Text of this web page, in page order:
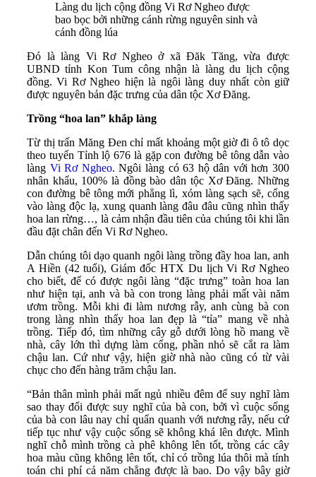
Làng du lịch cộng đồng Vi Rơ Ngheo được
bao bọc bởi những cánh rừng nguyên sinh và
cánh đồng lúa
Đó là làng Vi Rơ Ngheo ở xã Đăk Tăng, vừa được
UBND tỉnh Kon Tum công nhận là làng du lịch cộng
đồng. Vi Rơ Ngheo hiện là ngôi làng duy nhất còn giữ
được nguyên bản đặc trưng của dân tộc Xơ Đăng.
Trồng “hoa lan” khắp làng
Từ thị trấn Măng Đen chỉ mất khoảng một giờ đi ô tô dọc
theo tuyến Tỉnh lộ 676 là gặp con đường bê tông dẫn vào
làng Vi Rơ Ngheo. Ngôi làng có 63 hộ dân với hơn 300
nhân khẩu, 100% là đồng bào dân tộc Xơ Đăng. Những
con đường bê tông mới phẳng lì, xóm làng sạch sẽ, cổng
vào làng độc lạ, xung quanh làng đâu đâu cũng nhìn thấy
hoa lan rừng…, là cảm nhận đầu tiên của chúng tôi khi lần
đầu đặt chân đến Vi Rơ Ngheo.
Dẫn chúng tôi dạo quanh ngôi làng trồng đầy hoa lan, anh
A Hiền (42 tuổi), Giám đốc HTX Du lịch Vi Rơ Ngheo
cho biết, để có được ngôi làng “đặc trưng” toàn hoa lan
như hiện tại, anh và bà con trong làng phải mất vài năm
ươm trồng. Mỗi khi đi làm nương rẫy, anh cùng bà con
trong làng nhìn thấy hoa lan đẹp là “tỉa” mang về nhà
trồng. Tiếp đó, tìm những cây gỗ dưới lòng hồ mang về
nhà, cây lớn thì dựng làm cổng, phần nhỏ sẽ cắt ra làm
chậu lan. Cứ như vậy, hiện giờ nhà nào cũng có từ vài
chục cho đến hàng trăm chậu lan.
“Bản thân mình phải mất ngủ nhiều đêm để suy nghĩ làm
sao thay đổi được suy nghĩ của bà con, bởi vì cuộc sống
của bà con lâu nay chỉ quẩn quanh với nương rẫy, nếu cứ
tiếp tục như vậy cuộc sống sẽ không khá lên được. Mình
nghĩ chỗ mình trồng cà phê không lên tốt, trồng các cây
hoa màu cũng không lên tốt, chỉ có trồng lúa thôi mà tính
toán chi phí cả năm chẳng được là bao. Do vậy bây giờ